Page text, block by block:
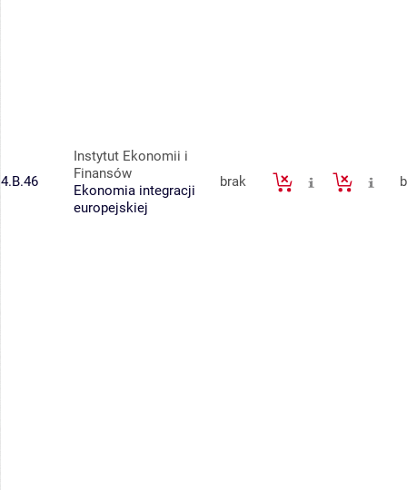
4.B.46
Instytut Ekonomii i
Finansów
Ekonomia integracji
europejskiej
brak